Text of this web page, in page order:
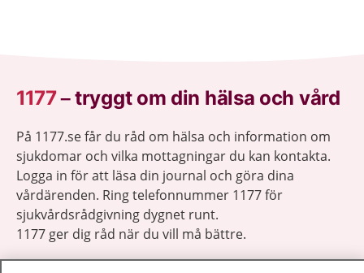
1177–tryggt om din hälsa och vård
På 1177.se får du råd om hälsa och information om
sjukdomar och vilka mottagningar du kan kontakta.
Logga in för att läsa din journal och göra dina
vårdärenden. Ring telefonnummer 1177 för
sjukvårdsrådgivning dygnet runt.
1177 ger dig råd när du vill må bättre.